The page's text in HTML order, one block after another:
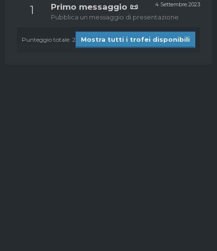
1 4 Settembre 2023
Primo messaggio 📜
Pubblica un messaggio di presentazione
Punteggio totale: 2 Mostra tutti i trofei disponibili